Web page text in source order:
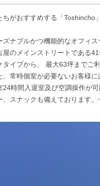
ちがおすすめする「Toshincho
ズナブルかつ機能的なオフィ
屋のメインストリートである
タイプから、 最大63坪までご
、常時個室が必要ないお客様
24時間入退室及び空調操作が
、スナックも備えております